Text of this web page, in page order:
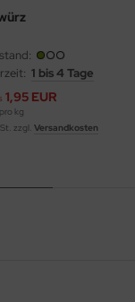
1 bis 4 Tage
1,95 EUR
kg
zzgl. Versandkosten